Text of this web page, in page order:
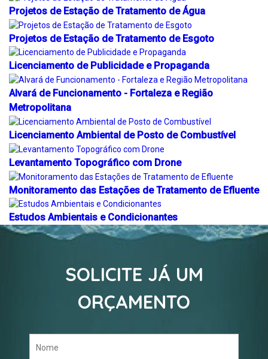
Projetos de Estação de Tratamento de Água
Projetos de Estação de Tratamento de Esgoto
Licenciamento de Publicidade e Propaganda
Alvará de Funcionamento - Fortaleza e Região
Metropolitana
Licenciamento Ambiental de Posto de Combustível
Levantamento Topográfico com Drone
Monitoramento das Estações de Tratamento de Efluente
Estudos Ambientais e Condicionantes
SOLICITE JÁ UM
ORÇAMENTO